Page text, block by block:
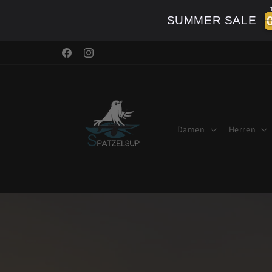
SUMMER SALE
FacebookInstagram
Damen Herren